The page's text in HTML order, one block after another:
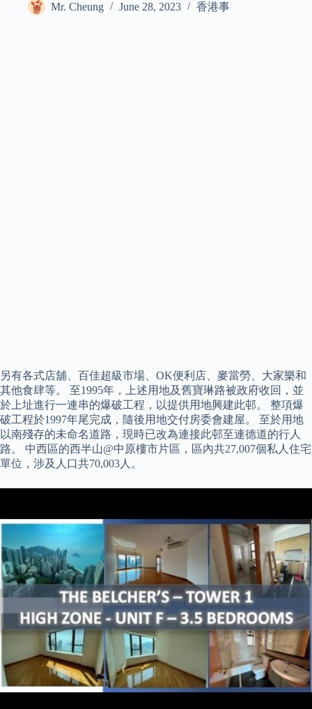
Mr. Cheung June 28, 2023 香港事
另有各式店舖、百佳超級市場、OK便利店、麥當勞、大家樂和
其他食肆等。 至1995年，上述用地及舊寶琳路被政府收回，並
於上址進行一連串的爆破工程，以提供用地興建此邨。 整項爆
破工程於1997年尾完成，隨後用地交付房委會建屋。 至於用地
以南殘存的未命名道路，現時已改為連接此邨至連德道的行人
路。 中西區的西半山@中原樓市片區，區內共27,007個私人住宅
單位，涉及人口共70,003人。